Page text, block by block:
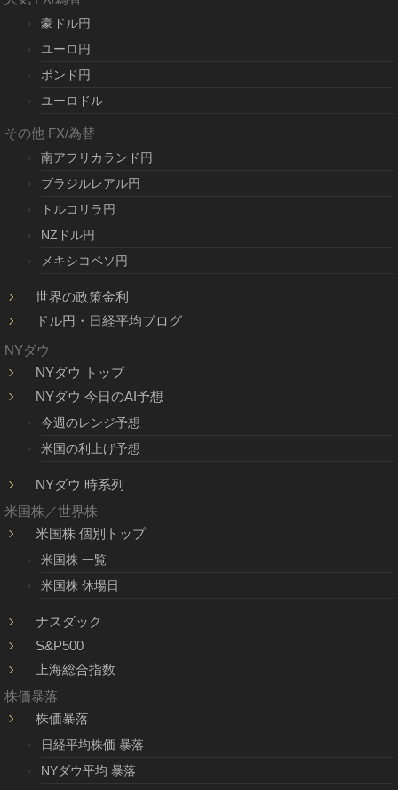
豪ドル円
ユーロ円
ポンド円
ユーロドル
その他 FX/為替
南アフリカランド円
ブラジルレアル円
トルコリラ円
NZドル円
メキシコペソ円
世界の政策金利
ドル円・日経平均ブログ
NYダウ
NYダウ トップ
NYダウ 今日のAI予想
今週のレンジ予想
米国の利上げ予想
NYダウ 時系列
米国株／世界株
米国株 個別トップ
米国株 一覧
米国株 休場日
ナスダック
S&P500
上海総合指数
株価暴落
株価暴落
日経平均株価 暴落
NYダウ平均 暴落